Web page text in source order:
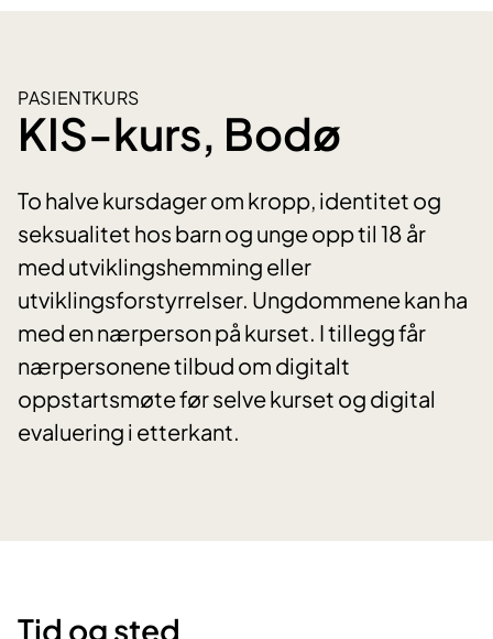
PASIENTKURS
KIS-kurs, Bodø
To halve kursdager om kropp, identitet og
seksualitet hos barn og unge opp til 18 år
med utviklingshemming eller
utviklingsforstyrrelser. Ungdommene kan ha
med en nærperson på kurset. I tillegg får
nærpersonene tilbud om digitalt
oppstartsmøte før selve kurset og digital
evaluering i etterkant.
Tid og sted